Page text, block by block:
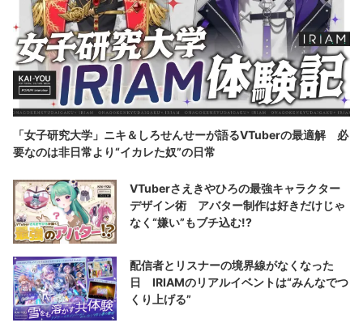
「女子研究大学」ニキ＆しろせんせーが語るVTuberの最適解 必
要なのは非日常より“イカレた奴”の日常
VTuberさえきやひろの最強キャラクター
デザイン術 アバター制作は好きだけじゃ
なく“嫌い”もブチ込む!?
配信者とリスナーの境界線がなくなった
日 IRIAMのリアルイベントは“みんなでつ
くり上げる”